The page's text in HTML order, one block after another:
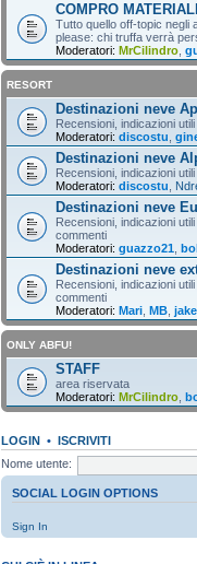
COMPRO
Tutto quello off-topic negli
please: chi truffa verrà
Moderatori: MrCilindro
RESORT
Destinazioni neve
Recensioni, indicazioni
Moderatori: discostu
Destinazioni neve
Recensioni, indicazioni
Moderatori: discostu
Destinazioni neve
Recensioni, indicazioni
commenti
Moderatori: guazzo21
Destinazioni neve
Recensioni, indicazioni
commenti
Moderatori: Mari MB jake
ONLY ABFU!
STAFF
area riservata
Moderatori: MrCilindro
LOGIN • ISCRIVITI
Nome utente:
SOCIAL LOGIN OPTIONS
Sign In